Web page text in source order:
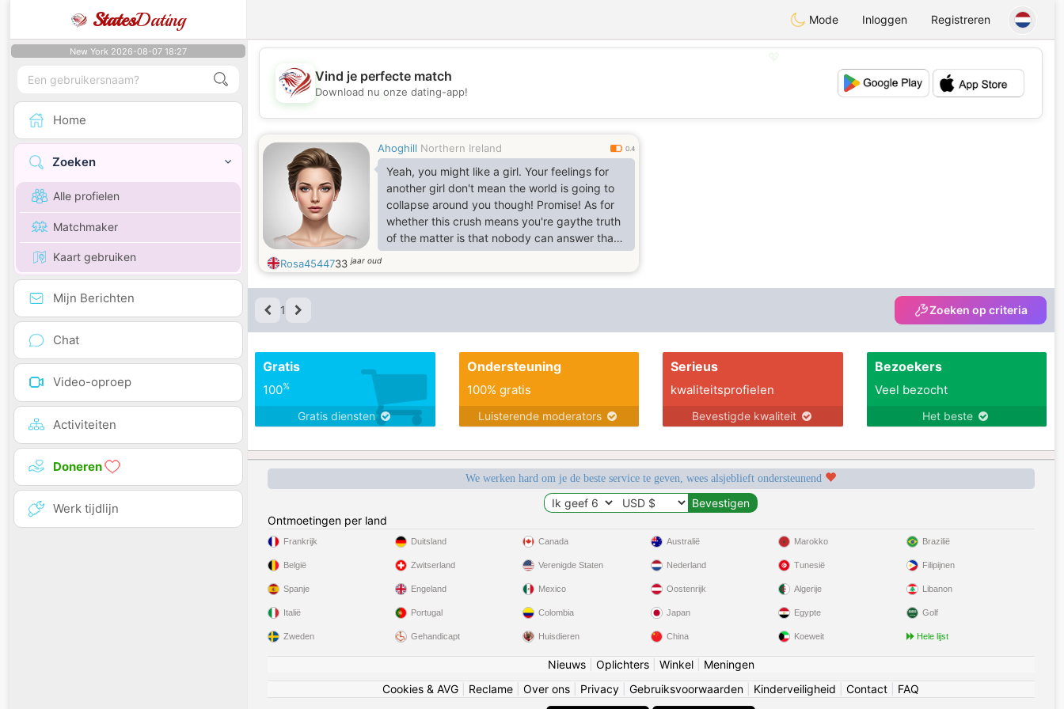
StatesDating Mode Inloggen Registreren
New York 2026-08-07 18:27
Home
Zoeken
Alle profielen
Matchmaker
Kaart gebruiken
Mijn Berichten
Chat
Video-oproep
Activiteiten
Doneren
Werk tijdlijn
💖
💕
Vind je perfecte match
Download nu onze dating-app!
Ahoghill Northern Ireland 0.4
Yeah, you might like a girl. Your feelings for
another girl don't mean the world is going to
collapse around you though! Promise! As for
whether this crush means you're gaythe truth
of the matter is that nobody can answer that
but yourself.
Rosa4544733jaar oud
1 Zoeken op criteria
Gratis
100%
Gratis diensten
Ondersteuning
100% gratis
Luisterende moderators
Serieus
kwaliteitsprofielen
Bevestigde kwaliteit
Bezoekers
Veel bezocht
Het beste
We werken hard om je de beste service te geven, wees alsjeblieft ondersteunend
Ontmoetingen per land
Frankrijk
België
Spanje
Italië
Zweden
Duitsland
Zwitserland
Engeland
Portugal
Gehandicapt
Canada
Verenigde Staten
Mexico
Colombia
Huisdieren
Australië
Nederland
Oostenrijk
Japan
China
Marokko
Tunesië
Algerije
Egypte
Koeweit
Brazilië
Filipijnen
Libanon
Golf
Hele lijst
Nieuws| Oplichters| Winkel| Meningen
Cookies & AVG
Reclame Over ons Privacy Gebruiksvoorwaarden Kinderveiligheid Contact FAQ